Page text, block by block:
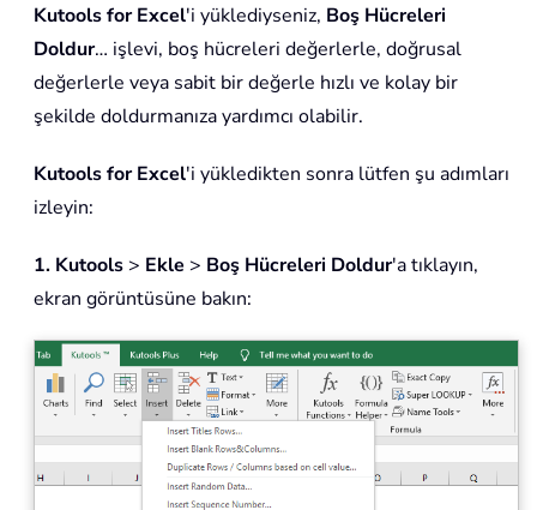
Kutools for Excel'i yüklediyseniz, Boş Hücreleri
Doldur… işlevi, boş hücreleri değerlerle, doğrusal
değerlerle veya sabit bir değerle hızlı ve kolay bir
şekilde doldurmanıza yardımcı olabilir.
Kutools for Excel'i yükledikten sonra lütfen şu adımları
izleyin:
1. Kutools > Ekle > Boş Hücreleri Doldur'a tıklayın,
ekran görüntüsüne bakın: